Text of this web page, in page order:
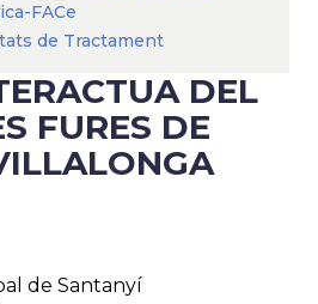
FACe
de Tractament
DEL
FURES DE
de Santanyí